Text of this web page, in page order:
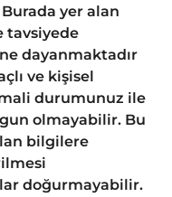
yer alan
tavsiyede
dayanmaktadır
ve kişisel
durumunuz ile
olmayabilir. Bu
bilgilere
doğurmayabilir.